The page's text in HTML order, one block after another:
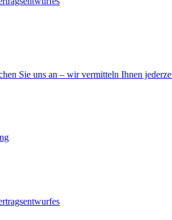
Sie uns an – wir vermitteln Ihnen